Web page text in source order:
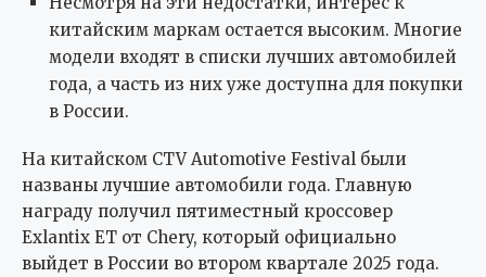
китайским маркам остается высоким. Многие
модели входят в списки лучших автомобилей
года, а часть из них уже доступна для покупки
в России.
На китайском CTV Automotive Festival были
названы лучшие автомобили года. Главную
награду получил пятиместный кроссовер
Exlantix ET от Chery, который официально
выйдет в России во втором квартале 2025 года.